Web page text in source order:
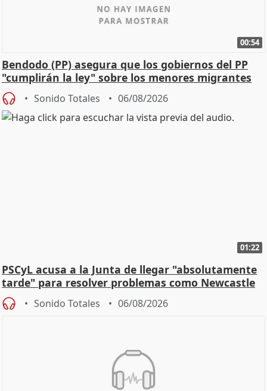
00:54
Bendodo (PP) asegura que los gobiernos del PP
"cumplirán la ley" sobre los menores migrantes
Sonido Totales 06/08/2026
01:22
PSCyL acusa a la Junta de llegar "absolutamente
tarde" para resolver problemas como Newcastle
Sonido Totales 06/08/2026